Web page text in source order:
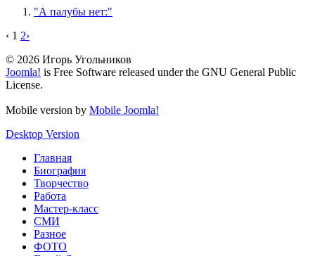
"А палубы нет:"
‹ 1 2›
© 2026 Игорь Угольников
Joomla! is Free Software released under the GNU General Public
License.
Mobile version by Mobile Joomla!
Desktop Version
Главная
Биография
Творчество
Работа
Мастер-класс
СМИ
Разное
ФОТО